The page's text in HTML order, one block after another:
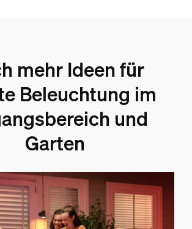
mehr Ideen für
Beleuchtung im
und
Garten